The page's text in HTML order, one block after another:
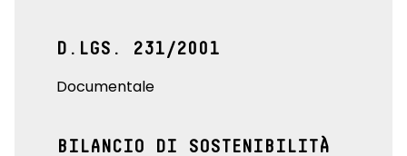
D.LGS. 231/2001
Documentale
BILANCIO DI SOSTENIBILITÀ